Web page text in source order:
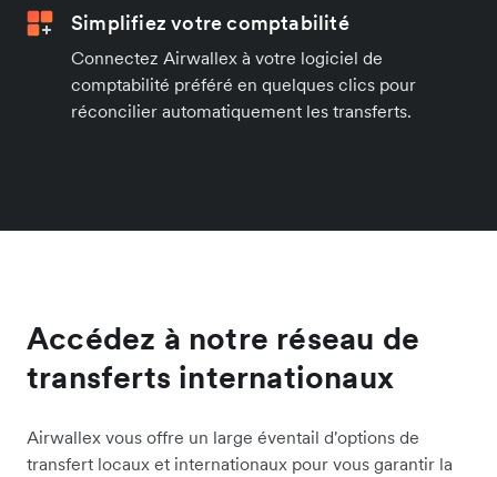
Simplifiez votre comptabilité
Connectez Airwallex à votre logiciel de
comptabilité préféré en quelques clics pour
réconcilier automatiquement les transferts.
Accédez à notre réseau de
transferts internationaux
Airwallex vous offre un large éventail d'options de
transfert locaux et internationaux pour vous garantir la